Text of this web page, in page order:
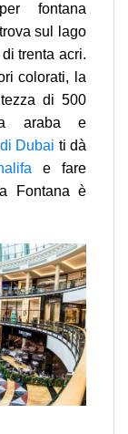
fontana
sul lago
trenta acri.
colorati, la
di 500
araba e
Dubai ti dà
e fare
Fontana è